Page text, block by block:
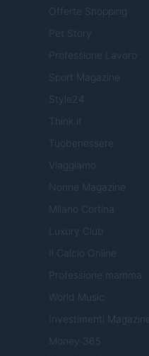
Offerte Shopping
Pet Story
Professione Lavoro
Sport Magazine
Style24
Think.it
Tuobenessere
Viaggiamo
Nonne Magazine
Milano Cortina
Luxury Club
Il Calcio Online
Professione mamma
World Music
Investimenti Magazine
Money 365